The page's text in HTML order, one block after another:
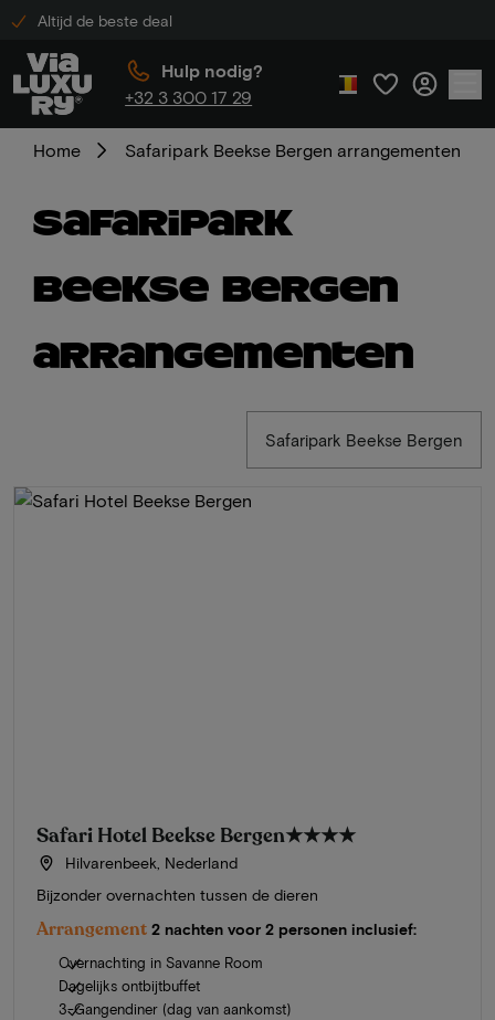
Altijd de beste deal
Hulp nodig?
+32 3 300 17 29
Home Safaripark Beekse Bergen arrangementen
Safaripark
Beekse Bergen
arrangementen
Safaripark Beekse Bergen
Safari Hotel Beekse Bergen★★★★
Hilvarenbeek, Nederland
Bijzonder overnachten tussen de dieren
Arrangement 2 nachten voor 2 personen inclusief:
Overnachting in Savanne Room
Dagelijks ontbijtbuffet
3-Gangendiner (dag van aankomst)